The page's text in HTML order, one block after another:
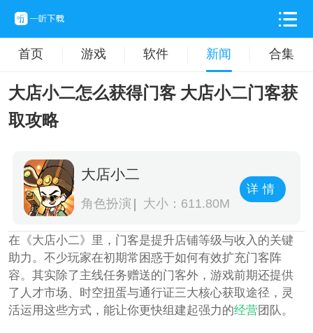
首页 游戏 软件 新闻 合集
大店小二怎么获得门客 大店小二门客获
取攻略
大店小二
角色扮演 大小：611.80M
详情
在《大店小二》里，门客是提升店铺等级与收入的关键
助力。不少玩家在初期常困惑于如何有效扩充门客阵
容。其实除了主线任务赠送的门客外，游戏前期还提供
了人才市场、时空扭蛋与通行证三大核心获取途径，灵
活运用这些方式，能让你更快组建起强力的经营团队。